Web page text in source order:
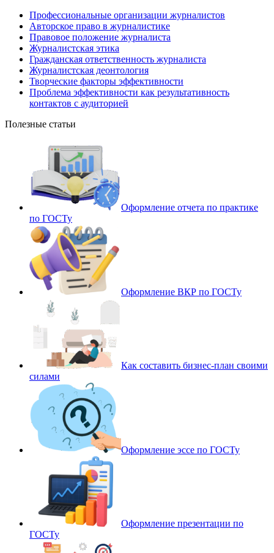
Профессиональные организации журналистов
Авторское право в журналистике
Правовое положение журналиста
Журналистская этика
Гражданская ответственность журналиста
Журналистская деонтология
Творческие факторы эффективности
Проблема эффективности как результативность
контактов с аудиторией
Полезные статьи
Оформление отчета по практике
по ГОСТу
Оформление ВКР по ГОСТу
Как составить бизнес-план своими
силами
Оформление эссе по ГОСТу
Оформление презентации по
ГОСТу